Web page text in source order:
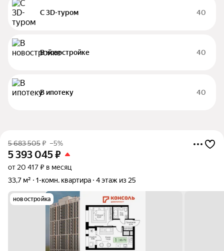
С 3D-туром 40
В новостройке 40
В ипотеку 40
5 683 505₽ –5%
5 393 045₽
от 20 417 ₽ в месяц
33,7 м²
1-комн. квартира 4 этаж из 25
новостройка